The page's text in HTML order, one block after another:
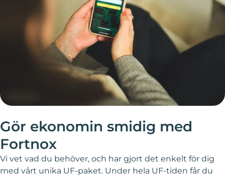
Gör ekonomin smidig med
Fortnox
Vi vet vad du behöver, och har gjort det enkelt för dig
med vårt unika UF-paket. Under hela UF-tiden får du